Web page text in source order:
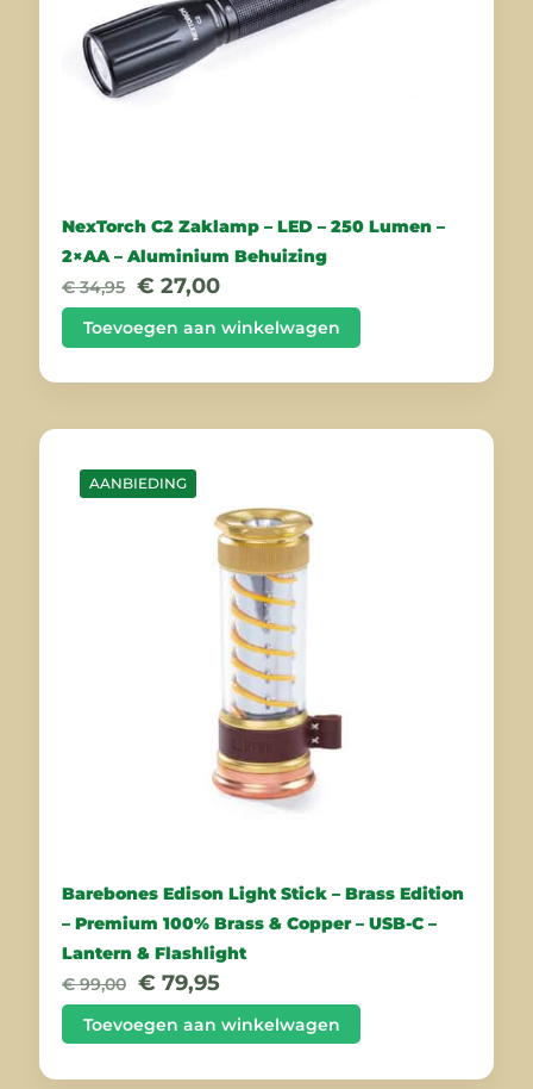
NexTorch C2 Zaklamp – LED – 250 Lumen –
2×AA – Aluminium Behuizing
€34,95 Oorspronkelijke
prijs
was:
€ 34,95.
€ 27,00Huidige
prijs
is:
€ 27,00.
Toevoegen aan winkelwagen
AANBIEDING
Barebones Edison Light Stick – Brass Edition
– Premium 100% Brass & Copper – USB-C –
Lantern & Flashlight
€99,00 Oorspronkelijke
prijs
was:
€ 99,00.
€ 79,95Huidige
prijs
is:
€ 79,95.
Toevoegen aan winkelwagen